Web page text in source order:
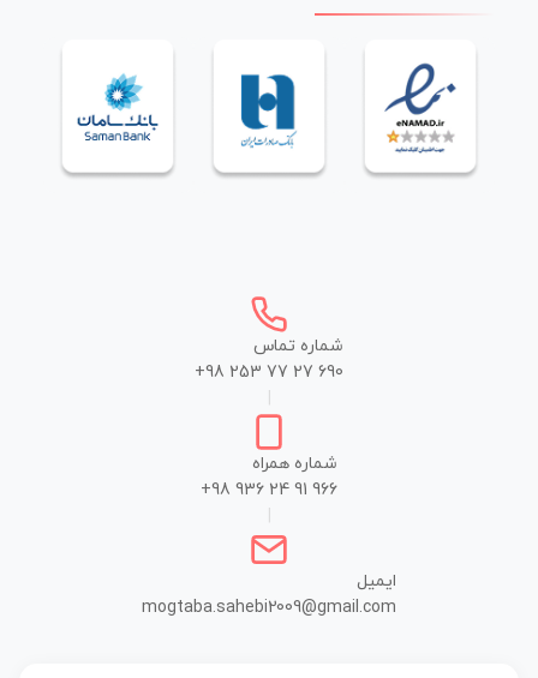
شماره تماس
+98 253 77 27 690
شماره همراه
+98 936 24 91 966
ایمیل
mogtaba.sahebi2009@gmail.com